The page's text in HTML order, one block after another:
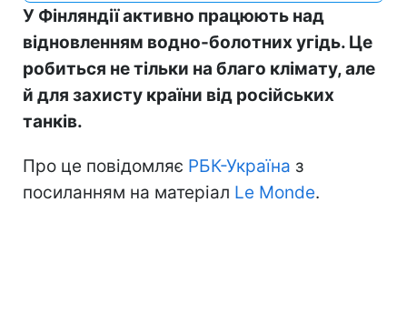
У Фінляндії активно працюють над
відновленням водно-болотних угідь. Це
робиться не тільки на благо клімату, але
й для захисту країни від російських
танків.
Про це повідомляє РБК-Україна з
посиланням на матеріал Le Monde.